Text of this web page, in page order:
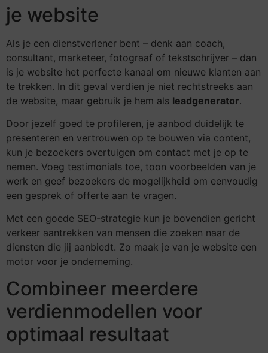
je website
Als je een dienstverlener bent – denk aan coach,
consultant, marketeer, fotograaf of tekstschrijver – dan
is je website het perfecte kanaal om nieuwe klanten aan
te trekken. In dit geval verdien je niet rechtstreeks aan
de website, maar gebruik je hem als leadgenerator.
Door jezelf goed te profileren, je aanbod duidelijk te
presenteren en vertrouwen op te bouwen via content,
kun je bezoekers overtuigen om contact met je op te
nemen. Voeg testimonials toe, toon voorbeelden van je
werk en geef bezoekers de mogelijkheid om eenvoudig
een gesprek of offerte aan te vragen.
Met een goede SEO-strategie kun je bovendien gericht
verkeer aantrekken van mensen die zoeken naar de
diensten die jij aanbiedt. Zo maak je van je website een
motor voor je onderneming.
Combineer meerdere
verdienmodellen voor
optimaal resultaat